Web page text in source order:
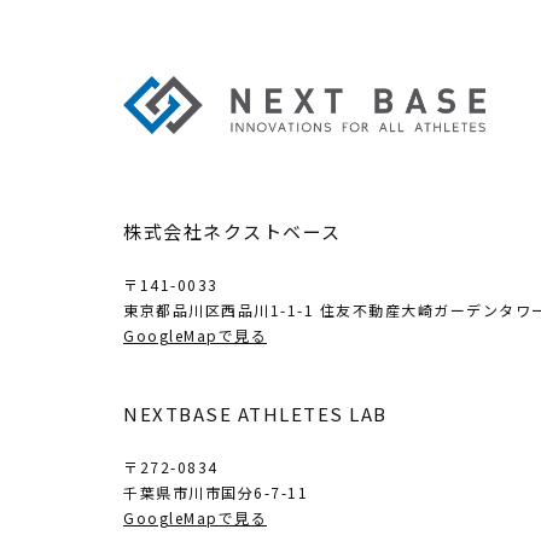
株式会社ネクストベース
〒141-0033
東京都品川区西品川1-1-1 住友不動産大崎ガーデンタワ
GoogleMapで見る
NEXTBASE ATHLETES LAB
〒272-0834
千葉県市川市国分6-7-11
GoogleMapで見る